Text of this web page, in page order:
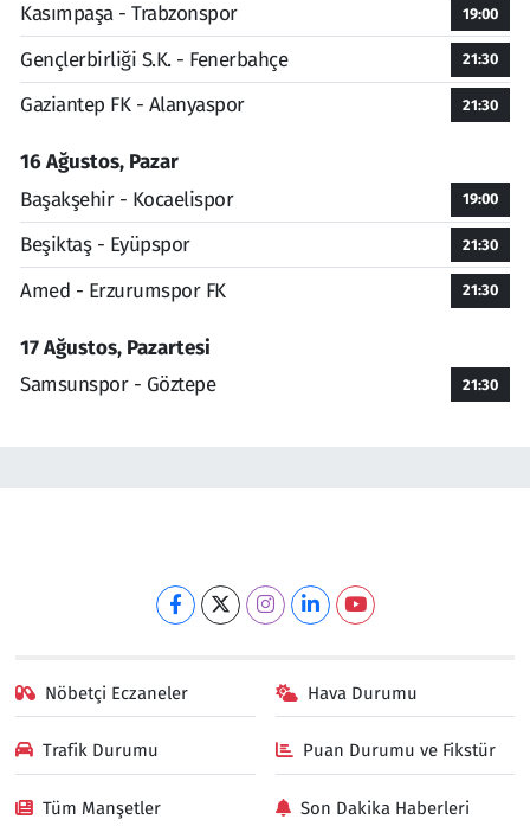
Kasımpaşa - Trabzonspor 19:00
Gençlerbirliği S.K. - Fenerbahçe 21:30
Gaziantep FK - Alanyaspor 21:30
16 Ağustos, Pazar
Başakşehir - Kocaelispor
19:00
Beşiktaş - Eyüpspor 21:30
Amed - Erzurumspor FK 21:30
17 Ağustos, Pazartesi
Samsunspor - Göztepe
21:30
Nöbetçi Eczaneler Hava Durumu
Trafik Durumu Puan Durumu ve Fikstür
Tüm Manşetler Son Dakika Haberleri